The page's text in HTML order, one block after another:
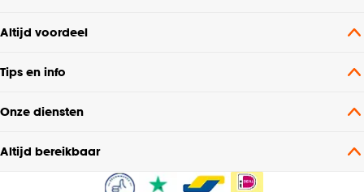
Altijd voordeel
Tips en info
Onze diensten
Altijd bereikbaar